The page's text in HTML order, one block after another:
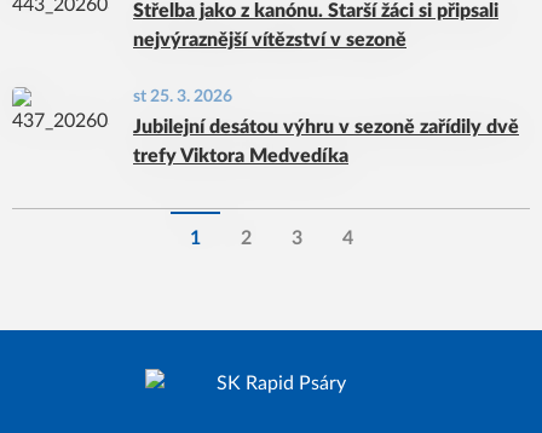
Střelba jako z kanónu. Starší žáci si připsali
nejvýraznější vítězství v sezoně
st 25. 3. 2026
Jubilejní desátou výhru v sezoně zařídily dvě
trefy Viktora Medvedíka
1 2 3 4